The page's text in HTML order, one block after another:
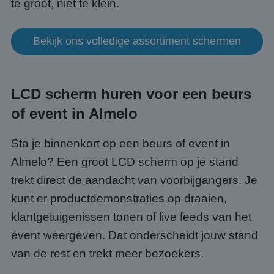
te groot, niet te klein.
Bekijk ons volledige assortiment schermen
LCD scherm huren voor een beurs
of event in Almelo
Sta je binnenkort op een beurs of event in
Almelo? Een groot LCD scherm op je stand
trekt direct de aandacht van voorbijgangers. Je
kunt er productdemonstraties op draaien,
klantgetuigenissen tonen of live feeds van het
event weergeven. Dat onderscheidt jouw stand
van de rest en trekt meer bezoekers.